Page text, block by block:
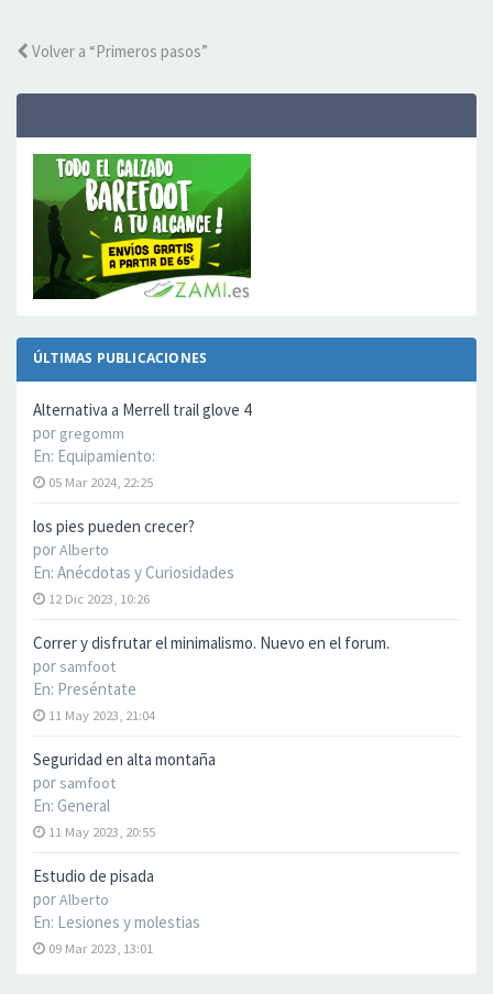
ÚLTIMAS PUBLICACIONES
Alternativa a Merrell trail glove 4
por gregomm
En: Equipamiento:
05 Mar 2024, 22:25
los pies pueden crecer?
porAlberto
En: Anécdotas y Curiosidades
12 Dic 2023, 10:26
Correr y disfrutar el minimalismo. Nuevo en el forum.
por samfoot
En: Preséntate
11 May 2023, 21:04
Seguridad en alta montaña
por samfoot
En: General
11 May 2023, 20:55
Estudio de pisada
porAlberto
En: Lesiones y molestias
09 Mar 2023, 13:01
Volver a “Primeros pasos”